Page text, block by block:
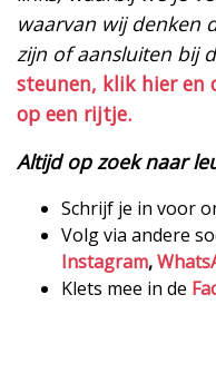
waarvan wij denken
zijn of aansluiten bij
steunen, klik hier en
op een rijtje.
Altijd op zoek naar
Schrijf je in voor
Volg via andere
Instagram,
Klets mee in de